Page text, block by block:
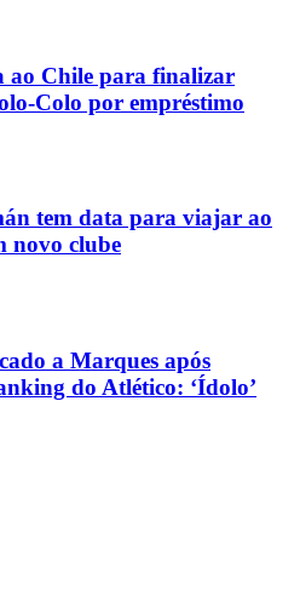
ao Chile para finalizar
Colo por empréstimo
tem data para viajar ao
novo clube
a Marques após
do Atlético: ‘Ídolo’